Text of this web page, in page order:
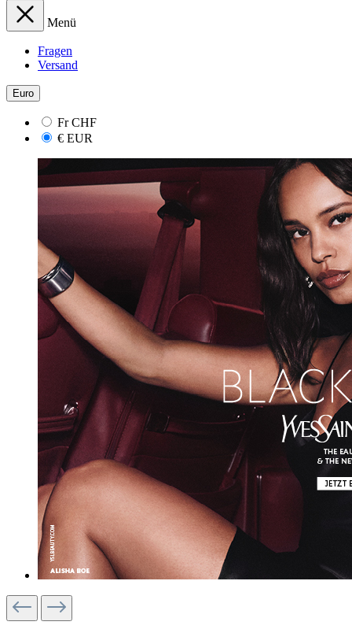
Menü
Fragen
Versand
Euro
FrCHF
€ EUR